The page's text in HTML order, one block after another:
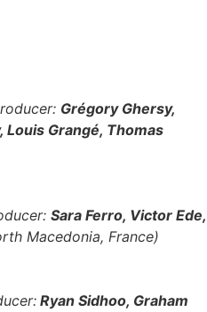
Grégory Ghersy,
Louis Grangé, Thomas
Sara Ferro, Victor Ede,
Macedonia, France)
Ryan Sidhoo, Graham